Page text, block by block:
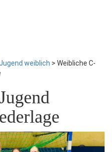
weiblich > Weibliche C-